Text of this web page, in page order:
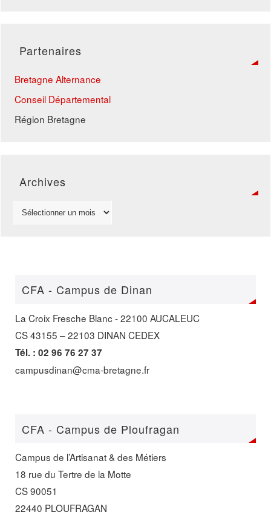
Partenaires
Bretagne Alternance
Conseil Départemental
Région Bretagne
Archives
CFA - Campus de Dinan
La Croix Fresche Blanc - 22100 AUCALEUC
CS 43155 – 22103 DINAN CEDEX
Tél. : 02 96 76 27 37
campusdinan@cma-bretagne.fr
CFA - Campus de Ploufragan
Campus de l’Artisanat & des Métiers
18 rue du Tertre de la Motte
CS 90051
22440 PLOUFRAGAN